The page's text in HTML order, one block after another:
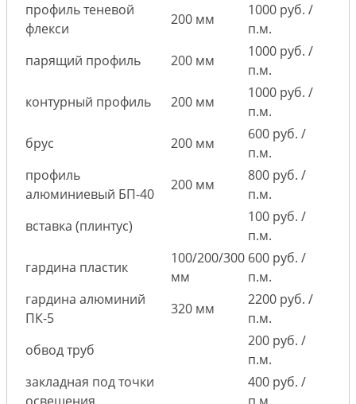
профиль теневой
флекси
200 мм
1000 руб. /
п.м.
парящий профиль
200 мм
1000 руб. /
п.м.
контурный профиль
200 мм
1000 руб. /
п.м.
брус
200 мм
600 руб. /
п.м.
профиль
алюминиевый БП-40
200 мм
800 руб. /
п.м.
вставка (плинтус)
100 руб. /
п.м.
гардина пластик
100/200/300
мм
600 руб. /
п.м.
гардина алюминий
ПК-5
320 мм
2200 руб. /
п.м.
обвод труб
200 руб. /
п.м.
закладная под точки
400 руб. /